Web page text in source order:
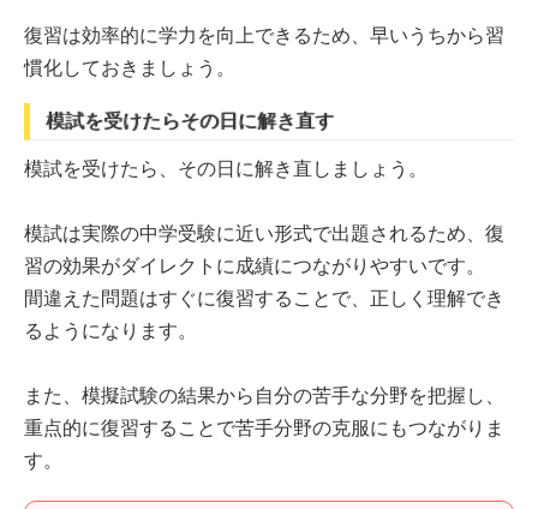
復習は効率的に学力を向上できるため、早いうちから習
慣化しておきましょう。
模試を受けたらその日に解き直す
模試を受けたら、その日に解き直しましょう。
模試は実際の中学受験に近い形式で出題されるため、復
習の効果がダイレクトに成績につながりやすいです。
間違えた問題はすぐに復習することで、正しく理解でき
るようになります。
また、模擬試験の結果から自分の苦手な分野を把握し、
重点的に復習することで苦手分野の克服にもつながりま
す。